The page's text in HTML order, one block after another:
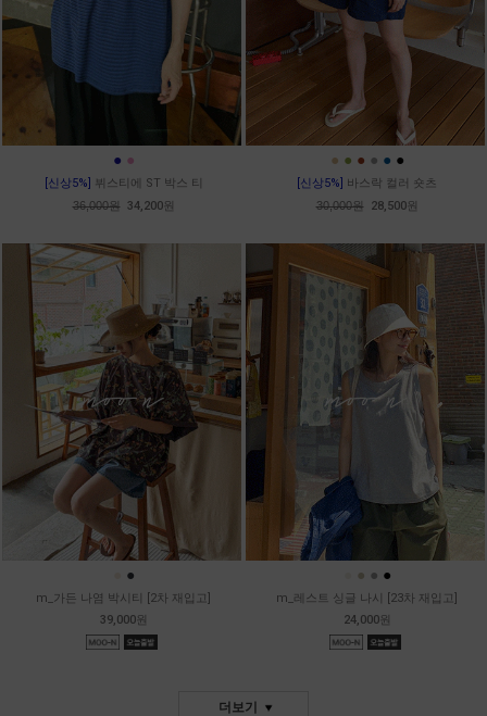
● ●
[신상5%] 뷔스티에 ST 박스 티
36,000원 34,200원
● ● ● ● ● ●
[신상5%] 바스락 컬러 숏츠
30,000원 28,500원
●
m_가든 나염 박시티 [2차 재입고]
39,000원
● ● ●
m_레스트 싱글 나시 [23차 재입고]
24,000원
더보기